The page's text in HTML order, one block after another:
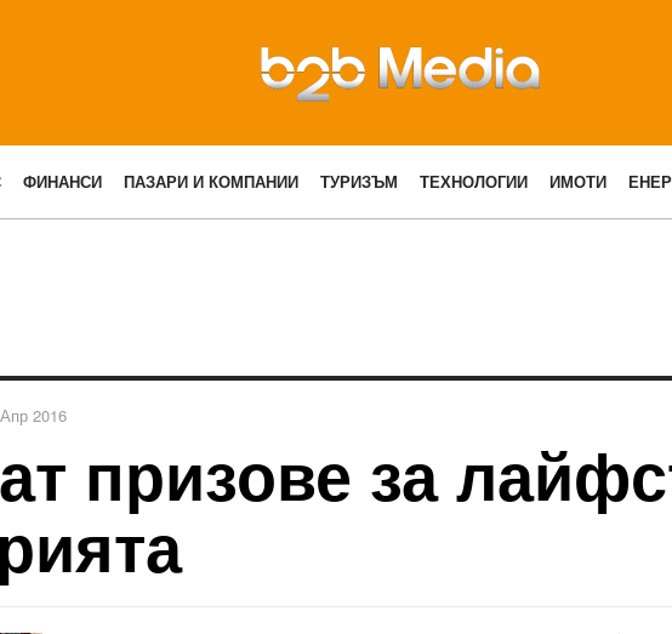
ФИНАНСИ ПАЗАРИ И КОМПАНИИ ТУРИЗЪМ ТЕХНОЛОГИИ ИМОТИ
2016
призове за